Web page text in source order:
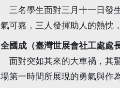
三名學生面對三月十一日發
氣可嘉，三人發揮助人的熱忱
全國成（臺灣世展會社工處處長
面對突如其來的大車禍，其
場第一時間所展現的勇氣與作